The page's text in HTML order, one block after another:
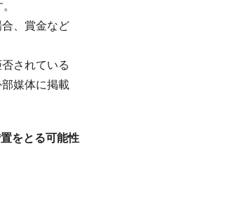
、賞金など
されている
媒体に掲載
をとる可能性